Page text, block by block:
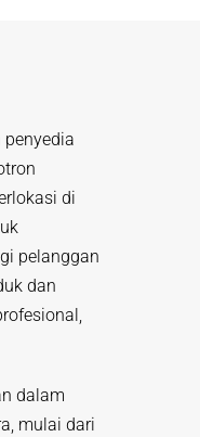
di
pelanggan
dan
dalam
mulai dari